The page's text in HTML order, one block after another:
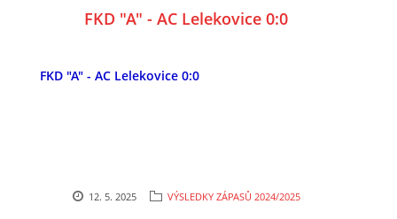
FKD "A" - AC Lelekovice 0:0
FKD "A" - AC Lelekovice 0:0
12. 5. 2025 VÝSLEDKY ZÁPASŮ 2024/2025